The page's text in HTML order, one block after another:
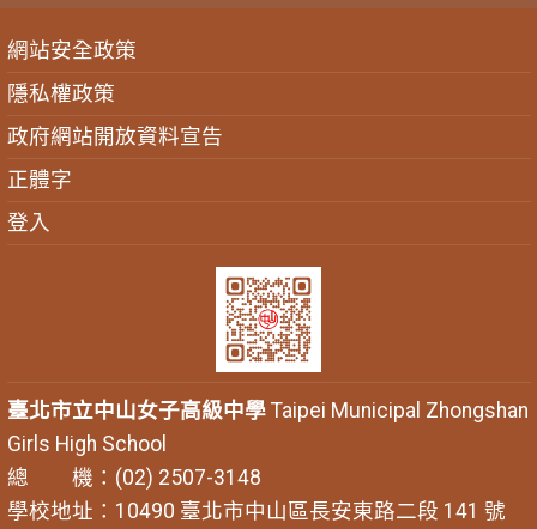
網站安全政策
隱私權政策
政府網站開放資料宣告
正體字
登入
臺北市立中山女子高級中學Taipei Municipal Zhongshan
Girls High School
總 機：(02) 2507-3148
學校地址：10490 臺北市中山區長安東路二段 141 號